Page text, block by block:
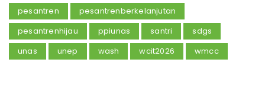
pesantren
pesantrenberkelanjutan
pesantrenhijau
ppiunas santri
sdgs
unas
unep wash wcit2026 wmcc